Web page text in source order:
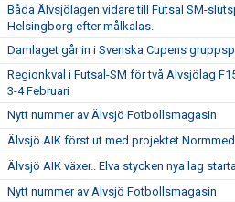
Båda Älvsjölagen vidare till Futsal SM-
Helsingborg efter målkalas.
Damlaget går in i Svenska Cupens
Regionkval i Futsal-SM för två Älvsjölag
3-4 Februari
Nytt nummer av Älvsjö Fotbollsmagasin
Älvsjö AIK först ut med projektet
Älvsjö AIK växer.. Elva stycken nya lag
Nytt nummer av Älvsjö Fotbollsmagasin